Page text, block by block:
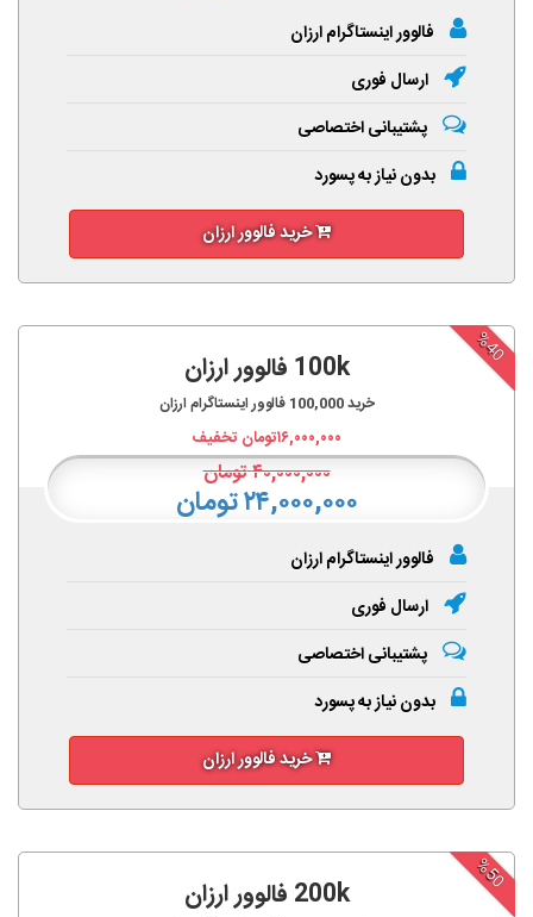
فالوور اینستاگرام ارزان
ارسال فوری
پشتیبانی اختصاصی
بدون نیاز به پسورد
خرید فالوور ارزان
%40
100k فالوور ارزان
خرید100,000 فالوور اینستاگرام ارزان
۱۶,۰۰۰,۰۰۰تومان تخفیف
۴۰,۰۰۰,۰۰۰تومان
۲۴,۰۰۰,۰۰۰ تومان
فالوور اینستاگرام ارزان
ارسال فوری
پشتیبانی اختصاصی
بدون نیاز به پسورد
خرید فالوور ارزان
%50
200k فالوور ارزان